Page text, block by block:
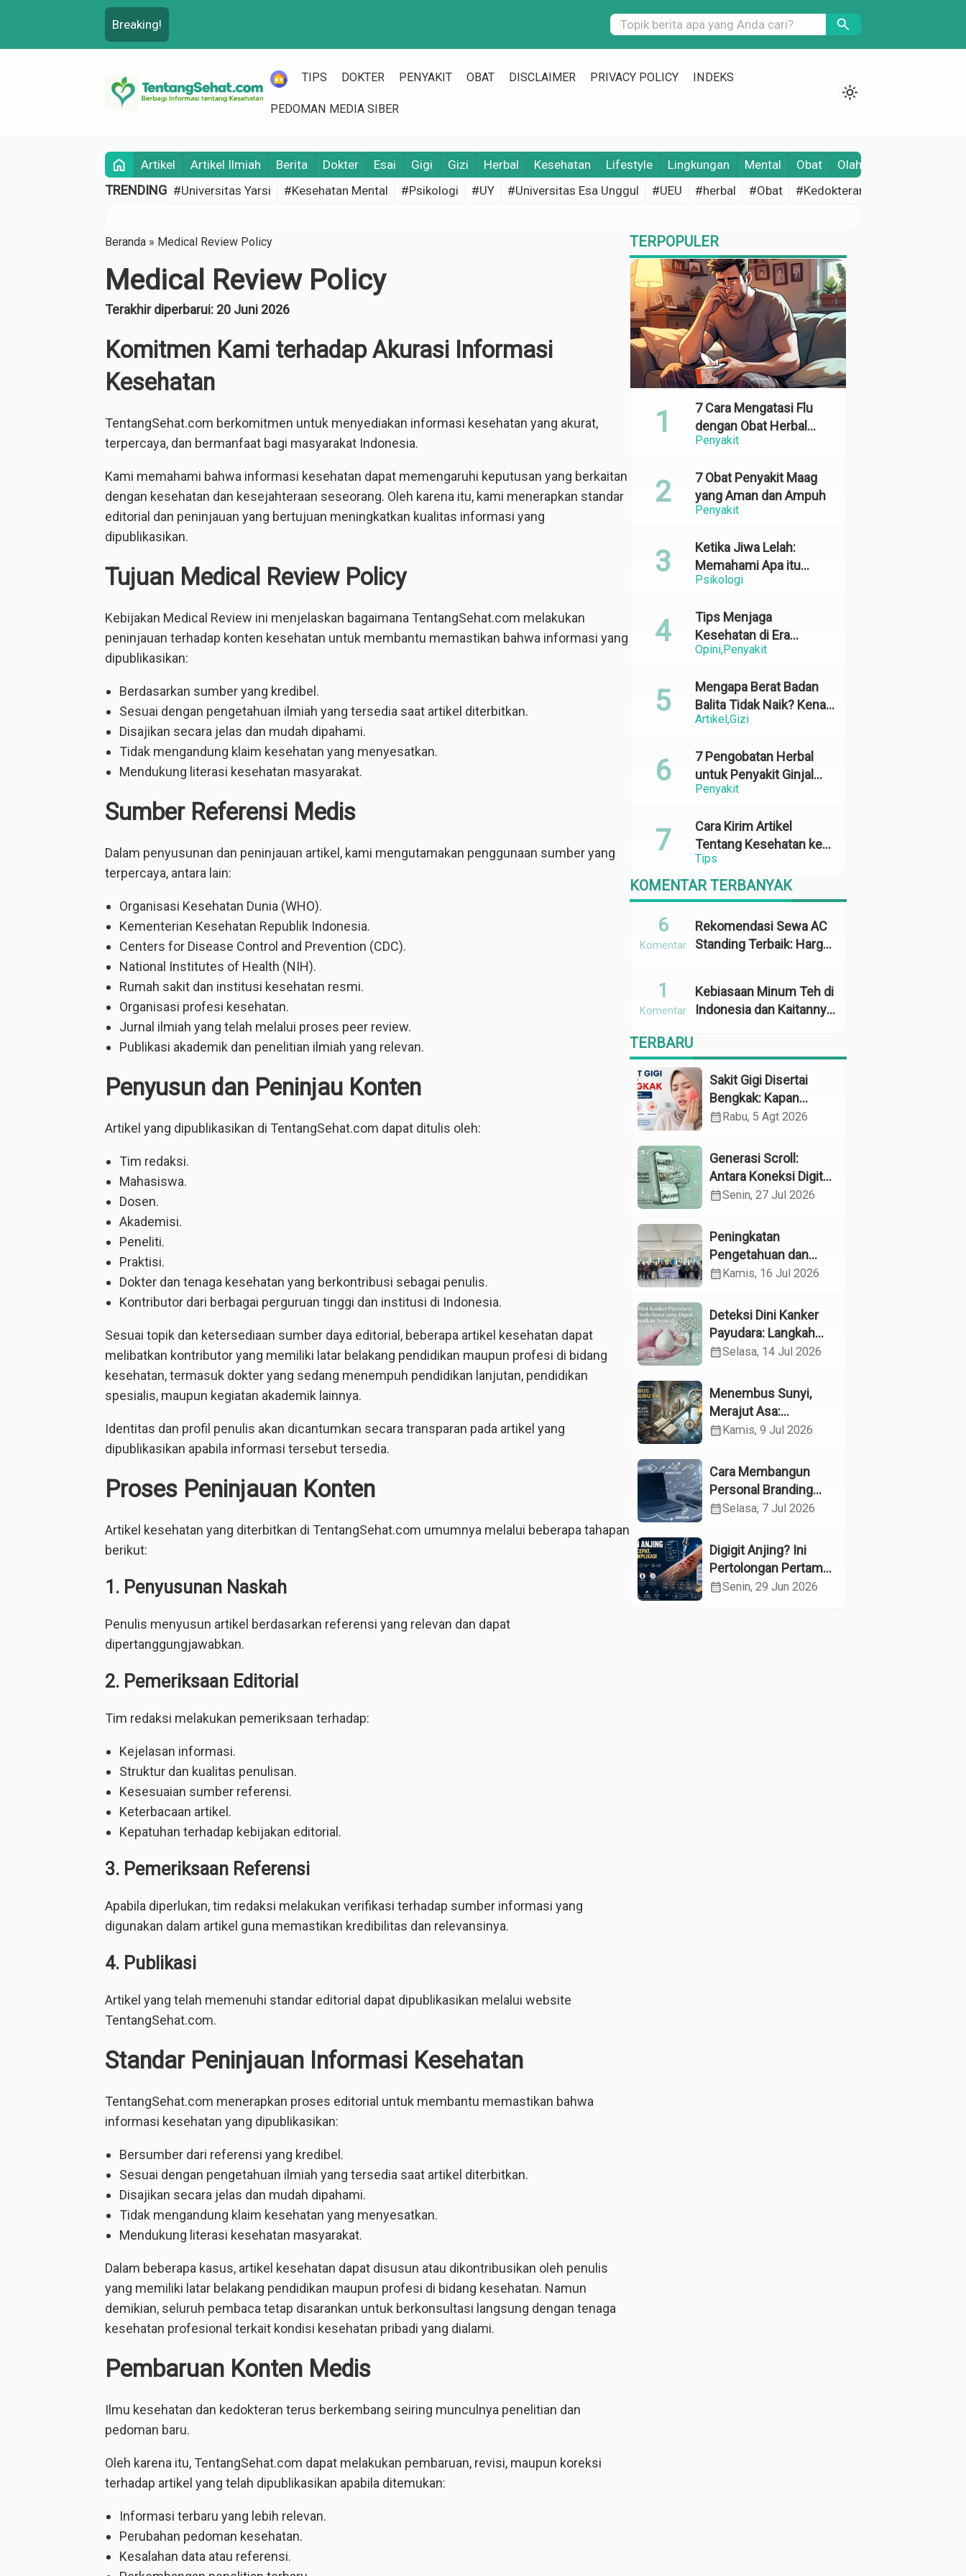
Breaking! search
HOME
TIPS DOKTER PENYAKIT OBAT DISCLAIMER PRIVACY POLICY INDEKS
PEDOMAN MEDIA SIBER
light_mode
home Artikel Artikel Ilmiah Berita Dokter Esai Gigi Gizi Herbal Kesehatan Lifestyle Lingkungan Mental Obat Olahraga
TRENDING #Universitas Yarsi #Kesehatan Mental #Psikologi #UY #Universitas Esa Unggul #UEU #herbal #Obat #Kedokteran
Beranda » Medical Review Policy
Medical Review Policy
Terakhir diperbarui: 20 Juni 2026
Komitmen Kami terhadap Akurasi Informasi
Kesehatan
TentangSehat.com berkomitmen untuk menyediakan informasi kesehatan yang akurat,
terpercaya, dan bermanfaat bagi masyarakat Indonesia.
Kami memahami bahwa informasi kesehatan dapat memengaruhi keputusan yang berkaitan
dengan kesehatan dan kesejahteraan seseorang. Oleh karena itu, kami menerapkan standar
editorial dan peninjauan yang bertujuan meningkatkan kualitas informasi yang
dipublikasikan.
Tujuan Medical Review Policy
Kebijakan Medical Review ini menjelaskan bagaimana TentangSehat.com melakukan
peninjauan terhadap konten kesehatan untuk membantu memastikan bahwa informasi yang
dipublikasikan:
Berdasarkan sumber yang kredibel.
Sesuai dengan pengetahuan ilmiah yang tersedia saat artikel diterbitkan.
Disajikan secara jelas dan mudah dipahami.
Tidak mengandung klaim kesehatan yang menyesatkan.
Mendukung literasi kesehatan masyarakat.
Sumber Referensi Medis
Dalam penyusunan dan peninjauan artikel, kami mengutamakan penggunaan sumber yang
terpercaya, antara lain:
Organisasi Kesehatan Dunia (WHO).
Kementerian Kesehatan Republik Indonesia.
Centers for Disease Control and Prevention (CDC).
National Institutes of Health (NIH).
Rumah sakit dan institusi kesehatan resmi.
Organisasi profesi kesehatan.
Jurnal ilmiah yang telah melalui proses peer review.
Publikasi akademik dan penelitian ilmiah yang relevan.
Penyusun dan Peninjau Konten
Artikel yang dipublikasikan di TentangSehat.com dapat ditulis oleh:
Tim redaksi.
Mahasiswa.
Dosen.
Akademisi.
Peneliti.
Praktisi.
Dokter dan tenaga kesehatan yang berkontribusi sebagai penulis.
Kontributor dari berbagai perguruan tinggi dan institusi di Indonesia.
Sesuai topik dan ketersediaan sumber daya editorial, beberapa artikel kesehatan dapat
melibatkan kontributor yang memiliki latar belakang pendidikan maupun profesi di bidang
kesehatan, termasuk dokter yang sedang menempuh pendidikan lanjutan, pendidikan
spesialis, maupun kegiatan akademik lainnya.
Identitas dan profil penulis akan dicantumkan secara transparan pada artikel yang
dipublikasikan apabila informasi tersebut tersedia.
Proses Peninjauan Konten
Artikel kesehatan yang diterbitkan di TentangSehat.com umumnya melalui beberapa tahapan
berikut:
1. Penyusunan Naskah
Penulis menyusun artikel berdasarkan referensi yang relevan dan dapat
dipertanggungjawabkan.
2. Pemeriksaan Editorial
Tim redaksi melakukan pemeriksaan terhadap:
Kejelasan informasi.
Struktur dan kualitas penulisan.
Kesesuaian sumber referensi.
Keterbacaan artikel.
Kepatuhan terhadap kebijakan editorial.
3. Pemeriksaan Referensi
Apabila diperlukan, tim redaksi melakukan verifikasi terhadap sumber informasi yang
digunakan dalam artikel guna memastikan kredibilitas dan relevansinya.
4. Publikasi
Artikel yang telah memenuhi standar editorial dapat dipublikasikan melalui website
TentangSehat.com.
Standar Peninjauan Informasi Kesehatan
TentangSehat.com menerapkan proses editorial untuk membantu memastikan bahwa
informasi kesehatan yang dipublikasikan:
Bersumber dari referensi yang kredibel.
Sesuai dengan pengetahuan ilmiah yang tersedia saat artikel diterbitkan.
Disajikan secara jelas dan mudah dipahami.
Tidak mengandung klaim kesehatan yang menyesatkan.
Mendukung literasi kesehatan masyarakat.
Dalam beberapa kasus, artikel kesehatan dapat disusun atau dikontribusikan oleh penulis
yang memiliki latar belakang pendidikan maupun profesi di bidang kesehatan. Namun
demikian, seluruh pembaca tetap disarankan untuk berkonsultasi langsung dengan tenaga
kesehatan profesional terkait kondisi kesehatan pribadi yang dialami.
Pembaruan Konten Medis
Ilmu kesehatan dan kedokteran terus berkembang seiring munculnya penelitian dan
pedoman baru.
Oleh karena itu, TentangSehat.com dapat melakukan pembaruan, revisi, maupun koreksi
terhadap artikel yang telah dipublikasikan apabila ditemukan:
Informasi terbaru yang lebih relevan.
Perubahan pedoman kesehatan.
Kesalahan data atau referensi.
TERPOPULER
Penyakit
7 Cara Mengatasi Flu
dengan Obat Herbal
yang Ampuh dan
Penyakit
7 Obat Penyakit Maag
yang Aman dan Ampuh
Psikologi
Ketika Jiwa Lelah:
Memahami Apa itu
Emotional Exhaustion
Opini Penyakit
Tips Menjaga
Kesehatan di Era
Perubahan Cuaca yang
ArtikelGizi
Mengapa Berat Badan
Balita Tidak Naik? Kenali
Penyebab dan Solusinya
Penyakit
7 Pengobatan Herbal
untuk Penyakit Ginjal
yang Terbukti Efektif
Tips
Cara Kirim Artikel
Tentang Kesehatan ke
Media Online: 100%
Terbit
KOMENTAR TERBANYAK
Rekomendasi Sewa AC
Standing Terbaik: Harga,
6
Komentar
Kebiasaan Minum Teh di
Indonesia dan Kaitannya
Anemia
1
Komentar
TERBARU
Sakit Gigi Disertai
Bengkak: Kapan
Harus Khawatir dan
Dilakukan?
calendar_monthRabu, 5 Agt 2026
Generasi Scroll:
Antara Koneksi Digital
dan Kerapuhan
calendar_monthSenin, 27 Jul 2026
Peningkatan
Pengetahuan dan
Perilaku Pemeliharaan
Reproduksi pada
Lansia melalui
Edukasi dan
Konseling di UPTD
Lanjut Usia Binjai
calendar_monthKamis, 16 Jul 2026
Deteksi Dini Kanker
Payudara: Langkah
Sederhana yang
Nyawa
calendar_monthSelasa, 14 Jul 2026
Menembus Sunyi,
Merajut Asa:
Menyelami Jantung
Pendidikan Khusus
calendar_monthKamis, 9 Jul 2026
Cara Membangun
Personal Branding
sebagai Dokter di Era
calendar_monthSelasa, 7 Jul 2026
Digigit Anjing? Ini
Pertolongan Pertama
yang Tepat dan Kapan
calendar_monthSenin, 29 Jun 2026